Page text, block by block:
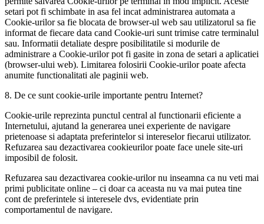
setari pot fi schimbate in asa fel incat administrarea automata a
Cookie-urilor sa fie blocata de browser-ul web sau utilizatorul sa fie
informat de fiecare data cand Cookie-uri sunt trimise catre terminalul
sau. Informatii detaliate despre posibilitatile si modurile de
administrare a Cookie-urilor pot fi gasite in zona de setari a aplicatiei
(browser-ului web). Limitarea folosirii Cookie-urilor poate afecta
anumite functionalitati ale paginii web.
8. De ce sunt cookie-urile importante pentru Internet?
Cookie-urile reprezinta punctul central al functionarii eficiente a
Internetului, ajutand la generarea unei experiente de navigare
prietenoase si adaptata preferintelor si intereselor fiecarui utilizator.
Refuzarea sau dezactivarea cookieurilor poate face unele site-uri
imposibil de folosit.
Refuzarea sau dezactivarea cookie-urilor nu inseamna ca nu veti mai
primi publicitate online – ci doar ca aceasta nu va mai putea tine
cont de preferintele si interesele dvs, evidentiate prin
comportamentul de navigare.